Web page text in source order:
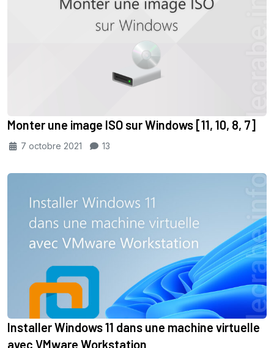
Monter une image ISO sur Windows [11, 10, 8, 7]
7 octobre 2021 13
Installer Windows 11 dans une machine virtuelle
avec VMware Workstation